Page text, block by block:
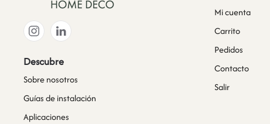
Descubre
Sobre nosotros
Guías de instalación
Aplicaciones
Mi cuenta
Carrito
Pedidos
Contacto
Salir